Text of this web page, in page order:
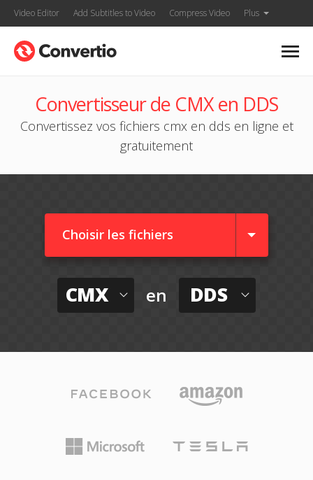
Video Editor Add Subtitles to Video Compress Video Plus
Convertisseur de CMX en DDS
Convertissez vos fichiers cmx en dds en ligne et
gratuitement
Choisir les fichiers
CMX en DDS